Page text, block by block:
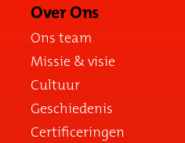
Over Ons
Ons team
Missie & visie
Cultuur
Geschiedenis
Certificeringen